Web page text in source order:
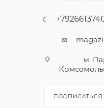
м.